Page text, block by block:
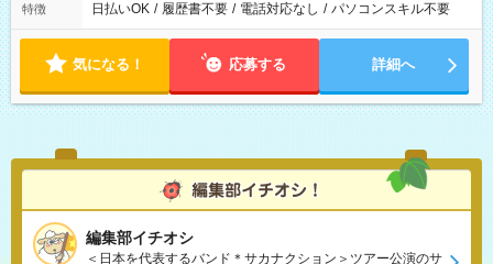
特徴 日払いOK / 履歴書不要 / 電話対応なし / パソコンスキル不要
気になる！ 応募する 詳細へ
編集部イチオシ
＜日本を代表するバンド＊サカナクション＞ツアー公演のサ